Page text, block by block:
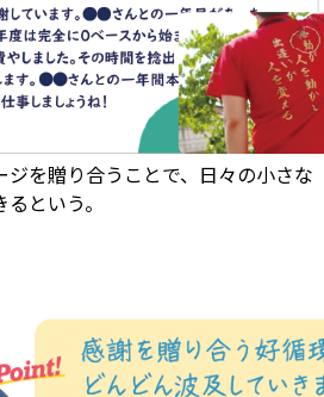
ジを贈り合うことで、日々の小さな
という。